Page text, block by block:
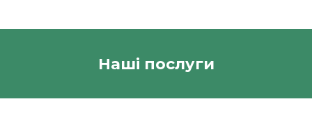
Наші послуги